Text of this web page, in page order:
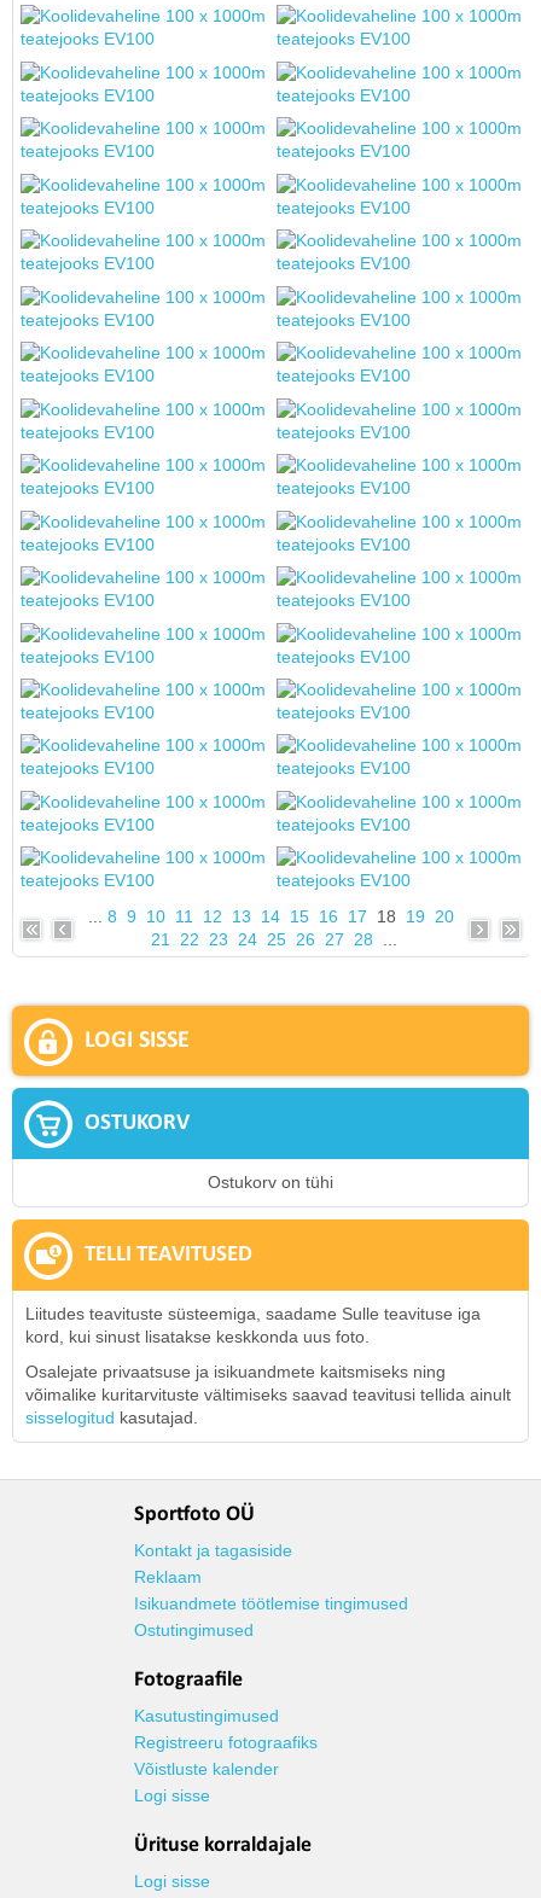
...8 9 10 11 12 13 14 15 16 17 18 19
20
21
22 23 24 25 26 27 28
LOGI SISSE
OSTUKORV
Ostukorv on tühi
TELLI TEAVITUSED
Liitudes teavituste süsteemiga, saadame Sulle teavituse iga
kord, kui sinust lisatakse keskkonda uus foto.
Osalejate privaatsuse ja isikuandmete kaitsmiseks ning
võimalike kuritarvituste vältimiseks saavad teavitusi tellida ainult
sisselogitud kasutajad.
Sportfoto OÜ
Kontakt ja tagasiside
Reklaam
Isikuandmete töötlemise tingimused
Ostutingimused
Fotograafile
Kasutustingimused
Registreeru fotograafiks
Võistluste kalender
Logi sisse
Ürituse korraldajale
Logi sisse